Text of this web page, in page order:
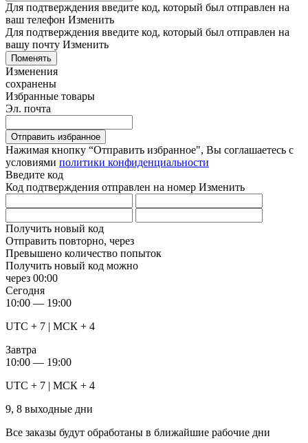
Для подтверждения введите код, который был отправлен на
ваш телефон Изменить
Для подтверждения введите код, который был отправлен на
вашу почту Изменить
Поменять
Изменения
сохранены
Избранные товары
Эл. почта
Отправить избранное
Нажимая кнопку “Отправить избранное", Вы соглашаетесь c
условиями политики конфиденциальности
Введите код
Код подтверждения отправлен на номер Изменить
Получить новый код
Отправить повторно, через
Превышено количество попыток
Получить новый код можно
через 00:00
Сегодня
10:00 — 19:00
UTC + 7 | МСК + 4
Завтра
10:00 — 19:00
UTC + 7 | МСК + 4
9, 8 выходные дни
Все заказы будут обработаны в ближайшие рабочие дни